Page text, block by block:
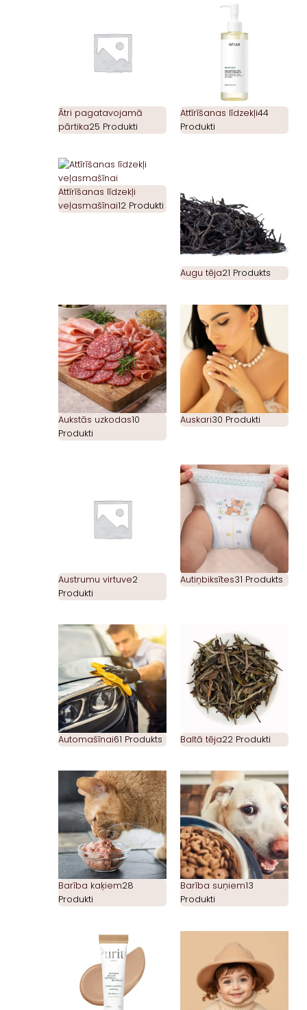
Ātri pagatavojamā
pārtika25 Produkti
Attīrīšanas līdzekļi44
Produkti
Attīrīšanas līdzekļi
veļasmašīnai12 Produkti
Augu tēja21 Produkts
Aukstās uzkodas10
Produkti
Auskari30 Produkti
Austrumu virtuve2
Produkti
Autiņbiksītes31 Produkts
Automašīnai61 Produkts Baltā tēja22 Produkti
Barība kaķiem28
Produkti
Barība suņiem13
Produkti